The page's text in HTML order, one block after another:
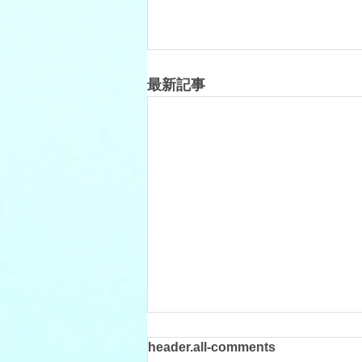
最新記事
header.all-comments